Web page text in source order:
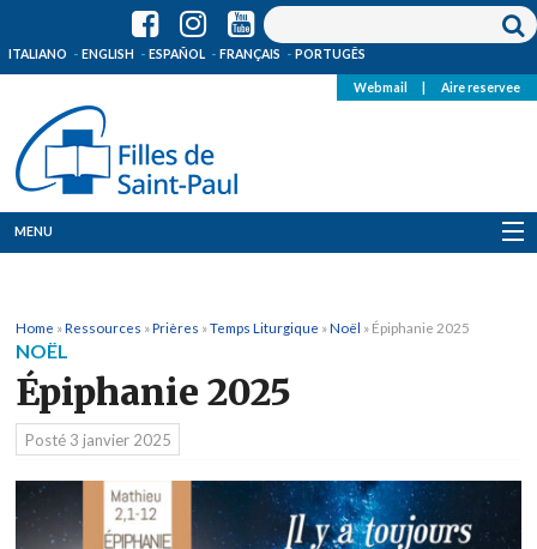
ITALIANO ENGLISH ESPAÑOL FRANÇAIS PORTUGÊS
Webmail Aire reservee
MENU
Où sommes-nous
News
Ressources
Media
Home »Ressources »Prières »Temps Liturgique »Noël » Épiphanie 2025
NOËL
Épiphanie 2025
Posté 3 janvier 2025